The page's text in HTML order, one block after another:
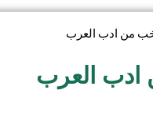
من ادب العرب
ادب العرب